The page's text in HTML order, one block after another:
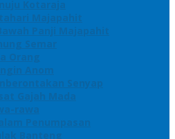
Kotaraja
Majapahit
Panji Majapahit
Semar
Orang
Anom
Senyap
Gajah Mada
rawa
Penumpasan
Banteng